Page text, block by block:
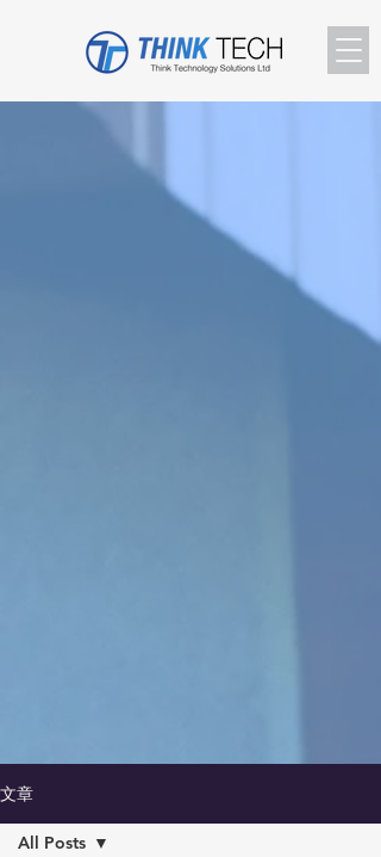
文章
All Posts